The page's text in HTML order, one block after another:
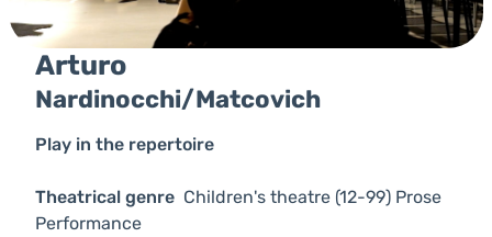
Arturo
Nardinocchi/Matcovich
Play in the repertoire
Theatrical genre Children's theatre (12-99) Prose
Performance